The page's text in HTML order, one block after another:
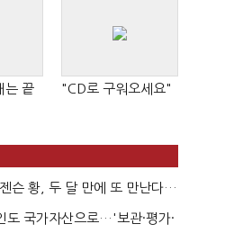
는 끝
"CD로 구워오세요"
슨 황, 두 달 만에 또 만난다…
등 논...
도 국가자산으로…'보관·평가·